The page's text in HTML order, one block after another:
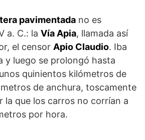
pavimentada no es
a. C.: la Vía Apia, llamada así
el censor Apio Claudio. Iba
y luego se prolongó hasta
quinientos kilómetros de
de anchura, toscamente
la que los carros no corrían a
por hora.